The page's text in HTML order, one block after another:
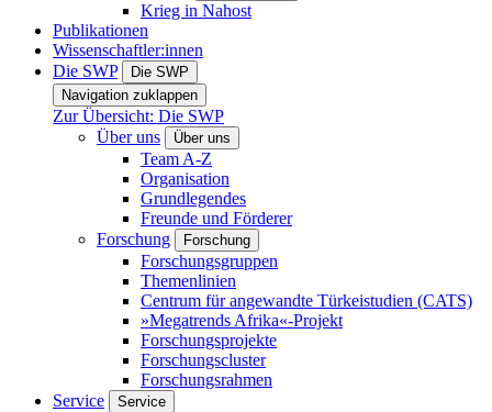
Krieg in Nahost
Publikationen
Wissenschaftler:innen
Die SWP
Die SWP
Navigation zuklappen
Zur Übersicht: Die SWP
Über uns
Über uns
Team A-Z
Organisation
Grundlegendes
Freunde und Förderer
Forschung
Forschung
Forschungsgruppen
Themenlinien
Centrum für angewandte Türkeistudien (CATS)
»Megatrends Afrika«-Projekt
Forschungsprojekte
Forschungscluster
Forschungsrahmen
Service
Service